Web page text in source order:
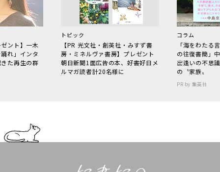
ント】一木
れ」インタ
た再生の群
トピック
【PR 光文社・創英社・みすず書
房・ミネルヴァ書房】プレゼント
朝日新聞1面広告の本、好書好日メ
ルマガ読者計20名様に
コラム
「海をわた
の往復書簡」
出逢いの不思
の〝家族〟
PR by 集英社